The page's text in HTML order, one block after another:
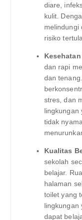
diare,
kulit.
melindungi
risiko
dan rapi
dan
stres, dan
lingkungan
tidak
Kualitas
sekolah
belajar.
halaman
toilet yang
lingkungan
dapat